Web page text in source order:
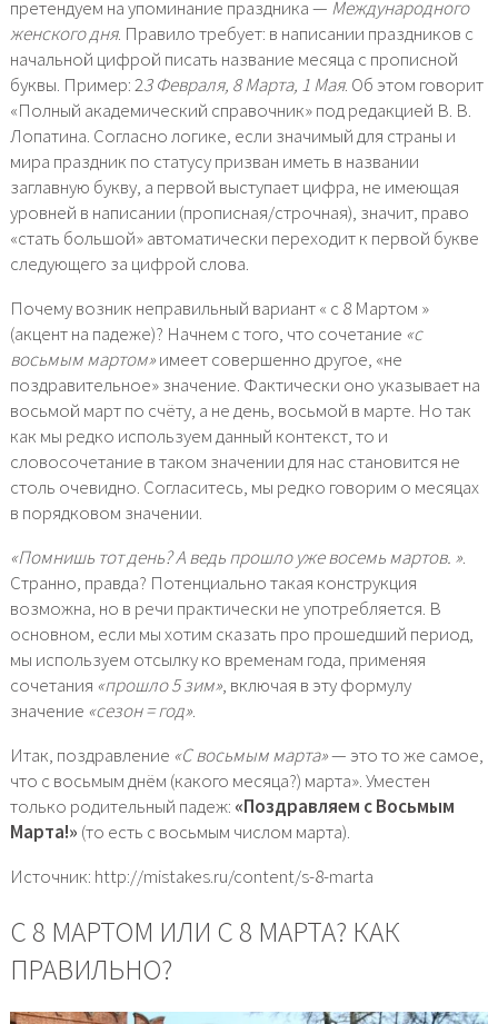
претендуем на упоминание праздника — Международного
женского дня. Правило требует: в написании праздников с
начальной цифрой писать название месяца с прописной
буквы. Пример: 23 Февраля, 8 Марта, 1 Мая. Об этом говорит
«Полный академический справочник» под редакцией В. В.
Лопатина. Согласно логике, если значимый для страны и
мира праздник по статусу призван иметь в названии
заглавную букву, а первой выступает цифра, не имеющая
уровней в написании (прописная/строчная), значит, право
«стать большой» автоматически переходит к первой букве
следующего за цифрой слова.
Почему возник неправильный вариант « с 8 Мартом »
(акцент на падеже)? Начнем с того, что сочетание «с
восьмым мартом»имеет совершенно другое, «не
поздравительное» значение. Фактически оно указывает на
восьмой март по счёту, а не день, восьмой в марте. Но так
как мы редко используем данный контекст, то и
словосочетание в таком значении для нас становится не
столь очевидно. Согласитесь, мы редко говорим о месяцах
в порядковом значении.
«Помнишь тот день? А ведь прошло уже восемь мартов. ».
Странно, правда? Потенциально такая конструкция
возможна, но в речи практически не употребляется. В
основном, если мы хотим сказать про прошедший период,
мы используем отсылку ко временам года, применяя
сочетания «прошло 5 зим», включая в эту формулу
значение «сезон = год».
Итак, поздравление «С восьмым марта»— это то же самое,
что с восьмым днём (какого месяца?) марта». Уместен
только родительный падеж: «Поздравляем с Восьмым
Марта!» (то есть с восьмым числом марта).
Источник: http://mistakes.ru/content/s-8-marta
С 8 МАРТОМ ИЛИ С 8 МАРТА? КАК
ПРАВИЛЬНО?